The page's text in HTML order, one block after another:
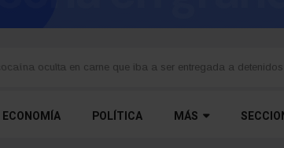
oculta en carne que iba a ser entregada a detenidos
ECONOMÍA POLÍTICA MÁS